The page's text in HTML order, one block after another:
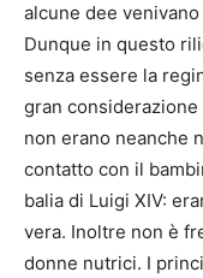
alcune dee
Dunque in questo
senza essere la
gran
non erano neanche
contatto con il
balia di Luigi XIV:
vera. Inoltre non è
donne nutrici. I